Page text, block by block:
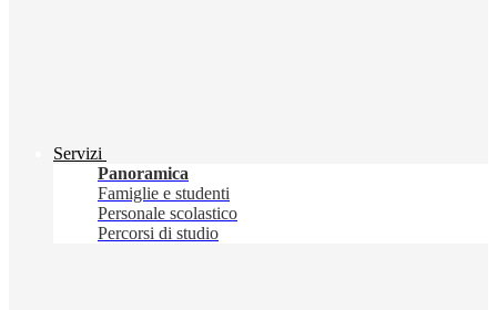
Servizi
Panoramica
Famiglie e studenti
Personale scolastico
Percorsi di studio